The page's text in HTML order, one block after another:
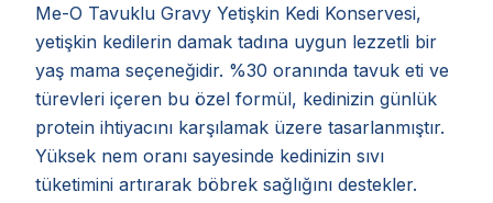
Me-O Tavuklu Gravy Yetişkin Kedi Konservesi,
yetişkin kedilerin damak tadına uygun lezzetli bir
yaş mama seçeneğidir. %30 oranında tavuk eti ve
türevleri içeren bu özel formül, kedinizin günlük
protein ihtiyacını karşılamak üzere tasarlanmıştır.
Yüksek nem oranı sayesinde kedinizin sıvı
tüketimini artırarak böbrek sağlığını destekler.